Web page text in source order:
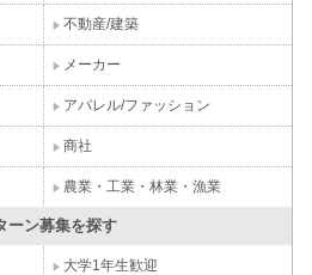
不動産/建築
メーカー
アパレル/ファッション
商社
農業・工業・林業・漁業
ーン募集を探す
大学1年生歓迎